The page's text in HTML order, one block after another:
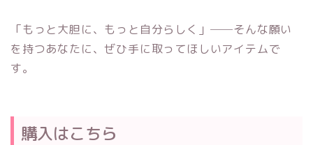
「もっと大胆に、もっと自分らしく」──そんな願い
を持つあなたに、ぜひ手に取ってほしいアイテムで
す。
購入はこちら